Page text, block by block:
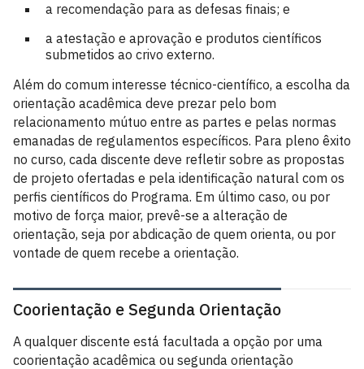
a recomendação para as defesas finais; e
a atestação e aprovação e produtos científicos
submetidos ao crivo externo.
Além do comum interesse técnico-científico, a escolha da
orientação acadêmica deve prezar pelo bom
relacionamento mútuo entre as partes e pelas normas
emanadas de regulamentos específicos. Para pleno êxito
no curso, cada discente deve refletir sobre as propostas
de projeto ofertadas e pela identificação natural com os
perfis científicos do Programa. Em último caso, ou por
motivo de força maior, prevê-se a alteração de
orientação, seja por abdicação de quem orienta, ou por
vontade de quem recebe a orientação.
Coorientação e Segunda Orientação
A qualquer discente está facultada a opção por uma
coorientação acadêmica ou segunda orientação